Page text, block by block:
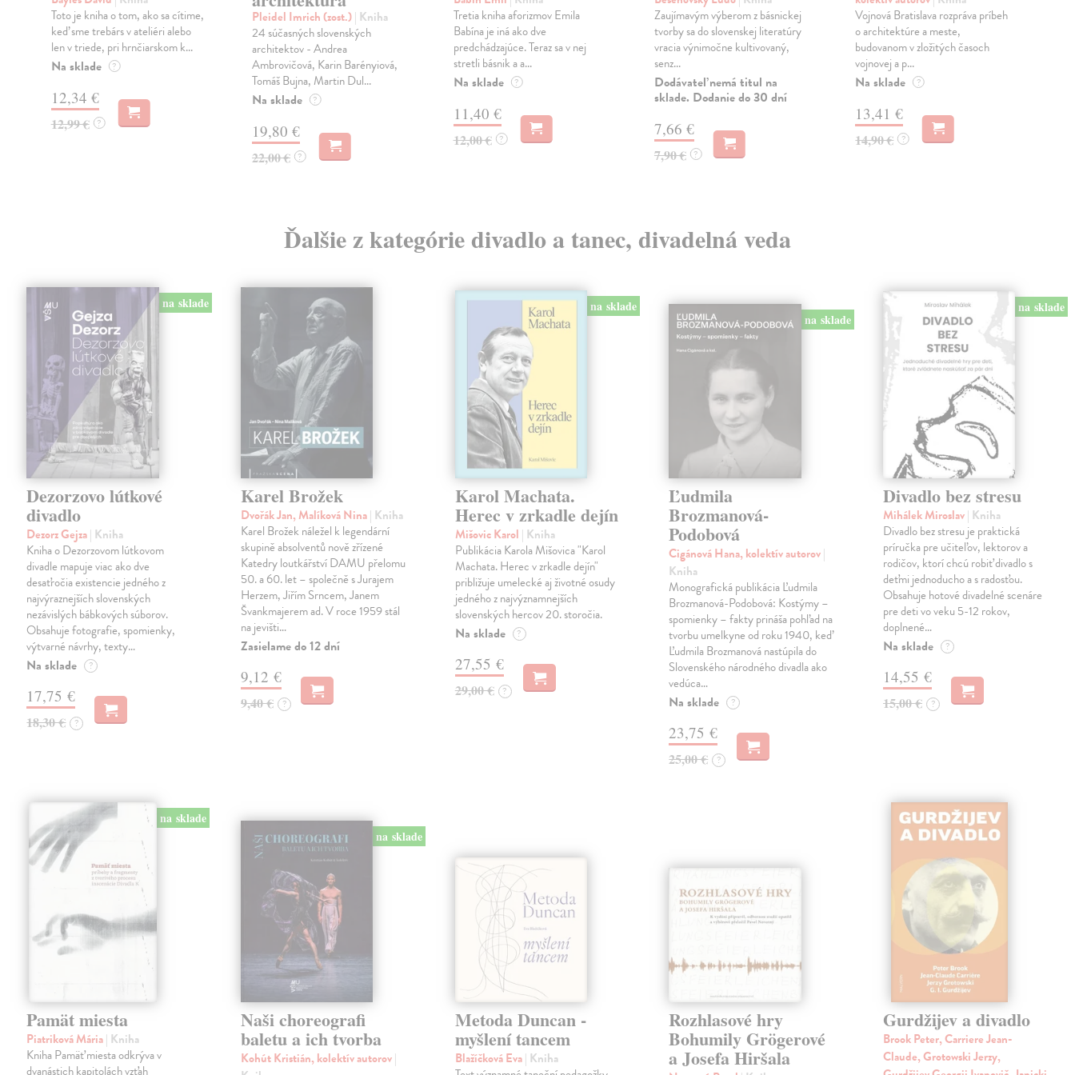
Toto je kniha o tom, ako sa cítime,
keď sme trebárs v ateliéri alebo
len v triede, pri hrnčiarskom k...
Na sklade ?
12,34 €
12,99 € ?
Pleidel Imrich (zost.)| Kniha
24 súčasných slovenských
architektov - Andrea
Ambrovičová, Karin Barényiová,
Tomáš Bujna, Martin Dul...
Na sklade ?
19,80 €
22,00 € ?
Tretia kniha aforizmov Emila
Babína je iná ako dve
predchádzajúce. Teraz sa v nej
stretli básnik a a...
Na sklade ?
11,40 €
12,00 € ?
Zaujímavým výberom z básnickej
tvorby sa do slovenskej literatúry
vracia výnimočne kultivovaný,
senz...
Dodávateľ nemá titul na
sklade. Dodanie do 30 dní
7,66 €
7,90 € ?
Vojnová Bratislava rozpráva príbeh
o architektúre a meste,
budovanom v zložitých časoch
vojnovej a p...
Na sklade ?
13,41 €
14,90 € ?
Ďalšie z kategórie divadlo a tanec, divadelná veda
na sklade
Dezorzovo lútkové
divadlo
Dezorz Gejza| Kniha
Kniha o Dezorzovom lútkovom
divadle mapuje viac ako dve
desaťročia existencie jedného z
najvýraznejších slovenských
nezávislých bábkových súborov.
Obsahuje fotografie, spomienky,
výtvarné návrhy, texty…
Na sklade ?
17,75 €
18,30 € ?
Karel Brožek
Dvořák Jan, Malíková Nina| Kniha
Karel Brožek náležel k legendární
skupině absolventů nově zřízené
Katedry loutkářství DAMU přelomu
50. a 60. let – společně s Jurajem
Herzem, Jiřím Srncem, Janem
Švankmajerem ad. V roce 1959 stál
na jevišti…
Zasielame do 12 dní
9,12 €
9,40 € ?
na sklade
Karol Machata.
Herec v zrkadle dejín
Mišovic Karol | Kniha
Publikácia Karola Mišovica "Karol
Machata. Herec v zrkadle dejín"
približuje umelecké aj životné osudy
jedného z najvýznamnejších
slovenských hercov 20. storočia.
Na sklade ?
27,55 €
29,00 € ?
na sklade
Ľudmila
Brozmanová-
Podobová
Cigánová Hana, kolektív autorov|
Kniha
Monografická publikácia Ľudmila
Brozmanová-Podobová: Kostýmy –
spomienky – fakty prináša pohľad na
tvorbu umelkyne od roku 1940, keď
Ľudmila Brozmanová nastúpila do
Slovenského národného divadla ako
vedúca…
Na sklade ?
23,75 €
25,00 € ?
na sklade
Divadlo bez stresu
Mihálek Miroslav| Kniha
Divadlo bez stresu je praktická
príručka pre učiteľov, lektorov a
rodičov, ktorí chcú robiť divadlo s
deťmi jednoducho a s radosťou.
Obsahuje hotové divadelné scenáre
pre deti vo veku 5-12 rokov,
doplnené…
Na sklade ?
14,55 €
15,00 € ?
na sklade
Pamät miesta
Piatriková Mária| Kniha
Kniha Pamäť miesta odkrýva v
dvanástich kapitolách vzťah
na sklade
Naši choreografi
baletu a ich tvorba
Kohút Kristián, kolektív autorov|
Metoda Duncan -
myšlení tancem
Blažíčková Eva| Kniha
Rozhlasové hry
Bohumily Grögerové
a Josefa Hiršala
Gurdžijev a divadlo
Brook Peter, Carriere Jean-
Claude, Grotowski Jerzy,